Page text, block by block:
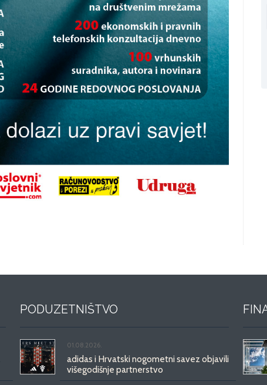
PODUZETNIŠTVO
01.08.2026.
adidas i Hrvatski nogometni savez objavili
višegodišnje partnerstvo